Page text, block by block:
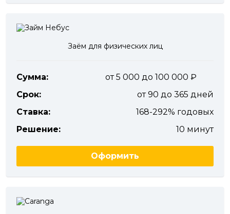
Заём для физических лиц
Сумма:
от 5 000 до 100 000
Срок:
от 90 до 365 дней
Ставка:
168-292% годовых
Решение:
10 минут
Оформить